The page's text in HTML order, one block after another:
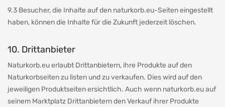
9.3 Besucher, die Inhalte auf den naturkorb.eu-Seiten eingestellt
haben, können die Inhalte für die Zukunft jederzeit löschen.
10. Drittanbieter
Naturkorb.eu erlaubt Drittanbietern, ihre Produkte auf den
Naturkorbseiten zu listen und zu verkaufen. Dies wird auf den
jeweiligen Produktseiten ersichtlich. Auch wenn naturkorb.eu auf
seinem Marktplatz Drittanbietern den Verkauf ihrer Produkte